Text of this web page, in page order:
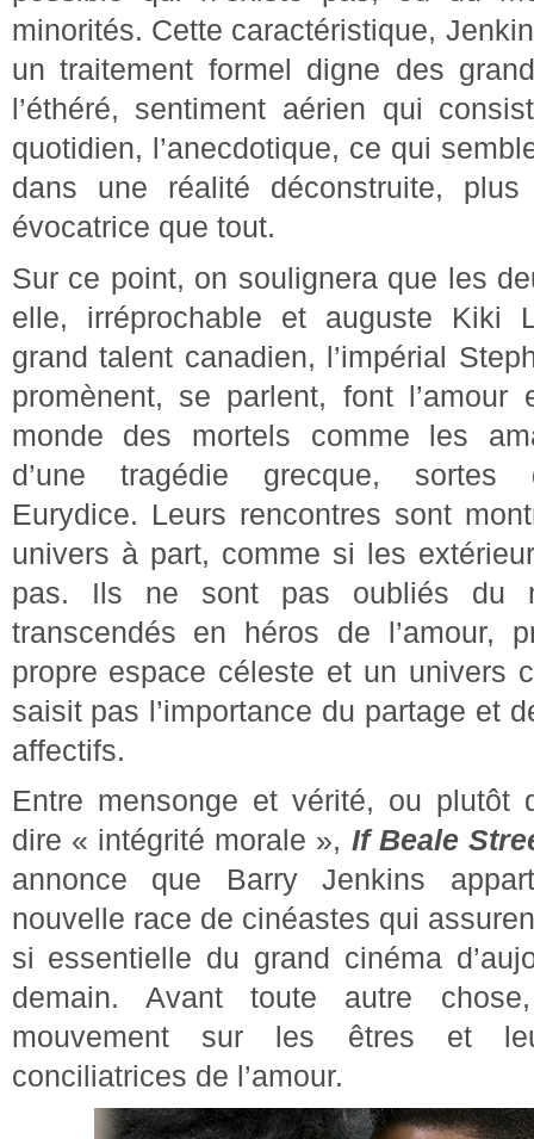
minorités. Cette caractéristique,
un traitement formel digne des
l’éthéré, sentiment aérien qui
quotidien, l’anecdotique, ce qui
dans une réalité déconstruite,
évocatrice que tout.
Sur ce point, on soulignera que les
elle, irréprochable et auguste Kiki
grand talent canadien, l’impérial
promènent, se parlent, font l’amour
monde des mortels comme les
d’une tragédie grecque, sortes
Eurydice. Leurs rencontres sont
univers à part, comme si les
pas. Ils ne sont pas oubliés du
transcendés en héros de l’amour,
propre espace céleste et un univers
saisit pas l’importance du partage et
affectifs.
Entre mensonge et vérité, ou plutôt
dire « intégrité morale », If Beale
annonce que Barry Jenkins
nouvelle race de cinéastes qui
si essentielle du grand cinéma
demain. Avant toute autre
mouvement sur les êtres et
conciliatrices de l’amour.